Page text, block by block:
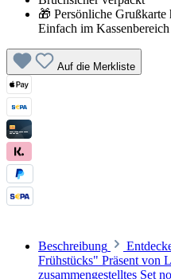
🎁 Persönliche Grußkarte
Einfach im Kassenbereich
Auf die Merkliste
Beschreibung
Frühstücks" Präsent von
zusammengestelltes Set